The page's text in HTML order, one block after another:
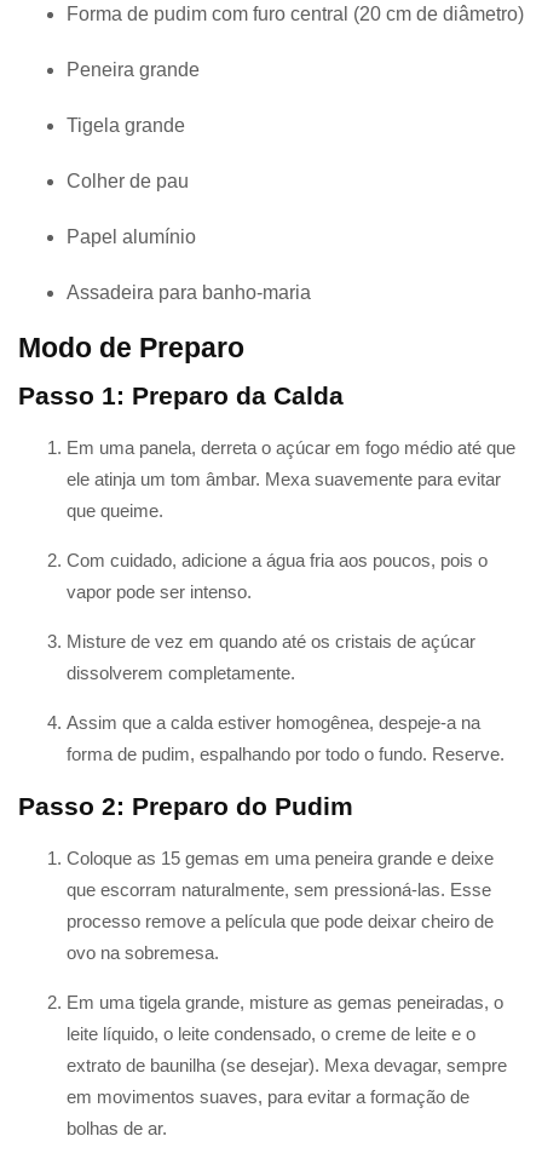
Forma de pudim com furo central (20 cm de diâmetro)
Peneira grande
Tigela grande
Colher de pau
Papel alumínio
Assadeira para banho-maria
Modo de Preparo
Passo 1: Preparo da Calda
Em uma panela, derreta o açúcar em fogo médio até que
ele atinja um tom âmbar. Mexa suavemente para evitar
que queime.
Com cuidado, adicione a água fria aos poucos, pois o
vapor pode ser intenso.
Misture de vez em quando até os cristais de açúcar
dissolverem completamente.
Assim que a calda estiver homogênea, despeje-a na
forma de pudim, espalhando por todo o fundo. Reserve.
Passo 2: Preparo do Pudim
Coloque as 15 gemas em uma peneira grande e deixe
que escorram naturalmente, sem pressioná-las. Esse
processo remove a película que pode deixar cheiro de
ovo na sobremesa.
Em uma tigela grande, misture as gemas peneiradas, o
leite líquido, o leite condensado, o creme de leite e o
extrato de baunilha (se desejar). Mexa devagar, sempre
em movimentos suaves, para evitar a formação de
bolhas de ar.